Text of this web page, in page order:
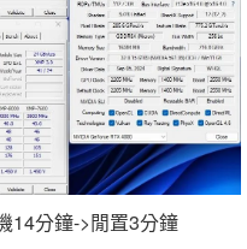
14分鐘->閒置3分鐘